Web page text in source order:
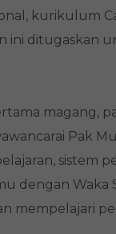
kurikulum
ini ditugaskan
magang,
Pak
sistem
dengan Waka
mempelajari